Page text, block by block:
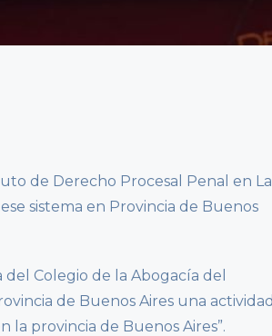
de Derecho Procesal Penal en La
sistema en Provincia de Buenos
Colegio de la Abogacía del
de Buenos Aires una
la provincia de Buenos Aires”.